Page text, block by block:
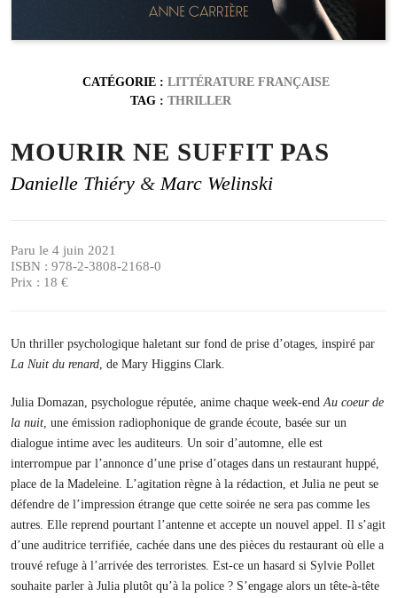
CATÉGORIE : LITTÉRATURE FRANÇAISE
TAG : THRILLER
MOURIR NE SUFFIT PAS
Danielle Thiéry &Marc Welinski
Paru le 4 juin 2021
ISBN : 978-2-3808-2168-0
Prix : 18 €
Un thriller psychologique haletant sur fond de prise d’otages, inspiré par
La Nuit du renard , de Mary Higgins Clark.
Julia Domazan, psychologue réputée, anime chaque week-endAu coeur de
la nuit , une émission radiophonique de grande écoute, basée sur un
dialogue intime avec les auditeurs. Un soir d’automne, elle est
interrompue par l’annonce d’une prise d’otages dans un restaurant huppé,
place de la Madeleine. L’agitation règne à la rédaction, et Julia ne peut se
défendre de l’impression étrange que cette soirée ne sera pas comme les
autres. Elle reprend pourtant l’antenne et accepte un nouvel appel. Il s’agit
d’une auditrice terrifiée, cachée dans une des pièces du restaurant où elle a
trouvé refuge à l’arrivée des terroristes. Est-ce un hasard si Sylvie Pollet
souhaite parler à Julia plutôt qu’à la police ? S’engage alors un tête-à-tête